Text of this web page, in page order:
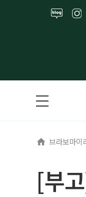
브라보마이
[부